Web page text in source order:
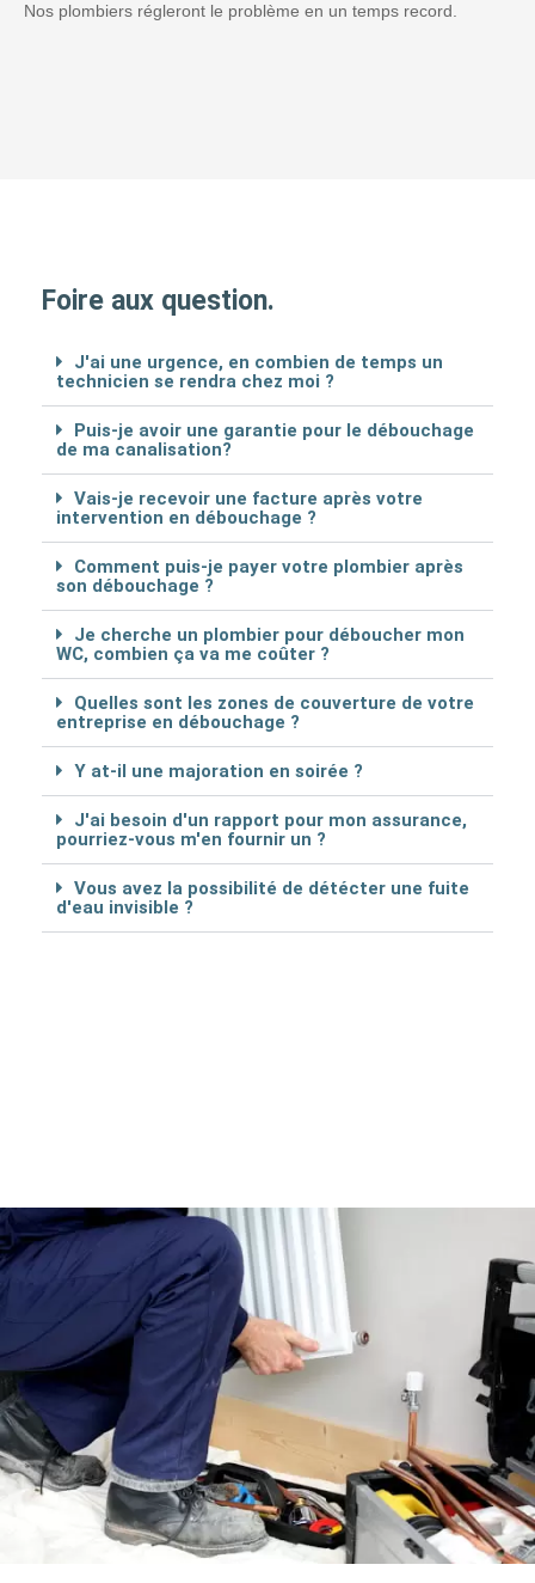
Nos plombiers régleront le problème en un temps record.
Foire aux question.
J'ai une urgence, en combien de temps un
technicien se rendra chez moi ?
Puis-je avoir une garantie pour le débouchage
de ma canalisation?
Vais-je recevoir une facture après votre
intervention en débouchage ?
Comment puis-je payer votre plombier après
son débouchage ?
Je cherche un plombier pour déboucher mon
WC, combien ça va me coûter ?
Quelles sont les zones de couverture de votre
entreprise en débouchage ?
Y at-il une majoration en soirée ?
J'ai besoin d'un rapport pour mon assurance,
pourriez-vous m'en fournir un ?
Vous avez la possibilité de détécter une fuite
d'eau invisible ?